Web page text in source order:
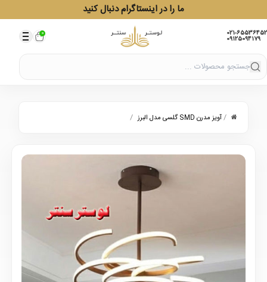
ما را در اینستاگرام دنبال کنید
021-65536452
09125094179
0
/آویز مدرن SMD گلسی مدل البرز /